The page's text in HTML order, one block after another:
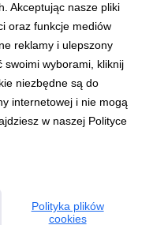
Akceptując nasze pliki
oraz funkcje mediów
reklamy i ulepszony
swoimi wyborami, kliknij
niezbędne są do
internetowej i nie mogą
w naszej Polityce
Polityka plików
cookies